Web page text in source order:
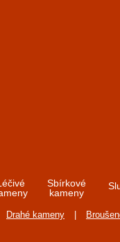
Sbírkové
kameny
Drahé kameny